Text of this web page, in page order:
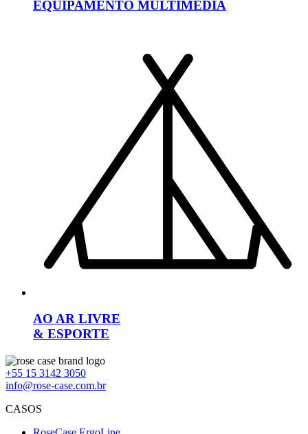
EQUIPAMENTO MULTIMÉDIA
AO AR LIVRE
& ESPORTE
+55 15 3142 3050
info@rose-case.com.br
CASOS